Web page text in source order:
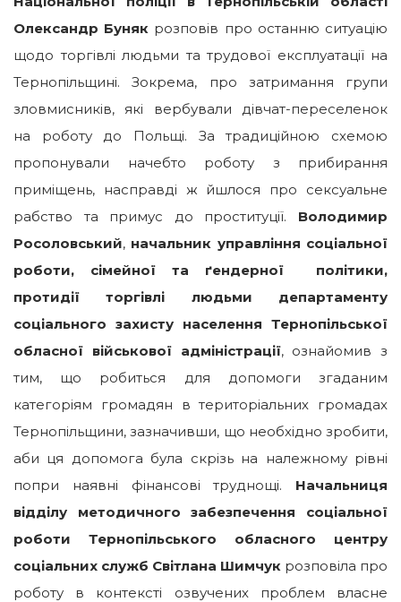
Олександр Буняк розповів про останню ситуацію
щодо торгівлі людьми та трудової експлуатації на
Тернопільщині. Зокрема, про затримання групи
зловмисників, які вербували дівчат-переселенок
на роботу до Польщі. За традиційною схемою
пропонували начебто роботу з прибирання
приміщень, насправді ж йшлося про сексуальне
рабство та примус до проституції. Володимир
Росоловський, начальник управління соціальної
роботи, сімейної та ґендерної політики,
протидії торгівлі людьми департаменту
соціального захисту населення Тернопільської
обласної військової адміністрації, ознайомив з
тим, що робиться для допомоги згаданим
категоріям громадян в територіальних громадах
Тернопільщини, зазначивши, що необхідно зробити,
аби ця допомога була скрізь на належному рівні
попри наявні фінансові труднощі. Начальниця
відділу методичного забезпечення соціальної
роботи Тернопільського обласного центру
соціальних служб Світлана Шимчук розповіла про
роботу в контексті озвучених проблем власне